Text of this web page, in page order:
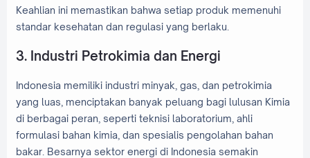
Keahlian ini memastikan bahwa setiap produk memenuhi
standar kesehatan dan regulasi yang berlaku.
3. Industri Petrokimia dan Energi
Indonesia memiliki industri minyak, gas, dan petrokimia
yang luas, menciptakan banyak peluang bagi lulusan Kimia
di berbagai peran, seperti teknisi laboratorium, ahli
formulasi bahan kimia, dan spesialis pengolahan bahan
bakar. Besarnya sektor energi di Indonesia semakin